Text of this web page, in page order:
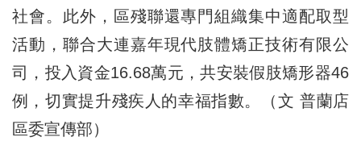
社會。此外，區殘聯還專門組織集中適配取型
活動，聯合大連嘉年現代肢體矯正技術有限公
司，投入資金16.68萬元，共安裝假肢矯形器46
例，切實提升殘疾人的幸福指數。（文 普蘭店
區委宣傳部）